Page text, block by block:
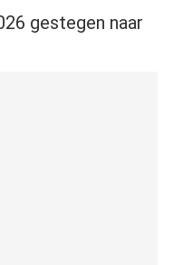
gestegen naar